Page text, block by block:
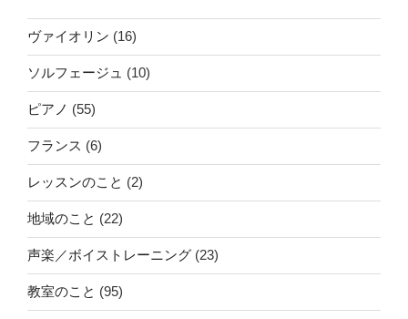
ヴァイオリン (16)
ソルフェージュ (10)
ピアノ (55)
フランス (6)
レッスンのこと (2)
地域のこと (22)
声楽／ボイストレーニング (23)
教室のこと (95)